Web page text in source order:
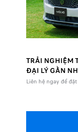
TRẢI NGHIỆM
ĐẠI LÝ GẦN
Liên hệ ngay để